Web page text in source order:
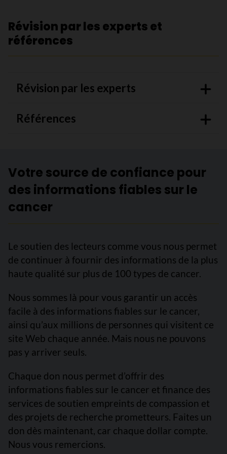
Révision par les experts et
références
Révision par les experts
Références
Votre source de confiance pour
des informations fiables sur le
cancer
Le soutien des lecteurs comme vous nous permet
de continuer à fournir des informations de la plus
haute qualité sur plus de 100 types de cancer.
Nous sommes là pour vous garantir un accès
facile à des informations fiables sur le cancer,
ainsi qu’aux millions de personnes qui visitent ce
site Web chaque année. Mais nous ne pouvons
pas y arriver seuls.
Chaque don nous permet d’offrir des
informations fiables sur le cancer et finance des
services de soutien empreints de compassion et
des projets de recherche prometteurs. Faites un
don dès maintenant, car chaque dollar compte.
Nous vous remercions.